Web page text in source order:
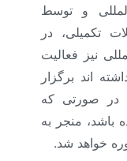
و توسط
تکمیلی، در
نیز فعالیت
اند برگزار
در صورتی که
باشد، منجر به
خواهد شد.